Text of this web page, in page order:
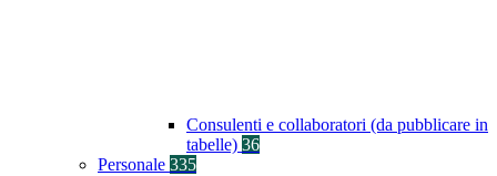
Consulenti e collaboratori (da pubblicare in
tabelle) 36
Personale 335